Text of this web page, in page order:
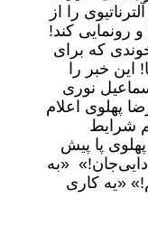
را از
رونمایی کند!
که برای
خبر را
نوری
پهلوی اعلام
شرایط
پا پیش
«به
«یه کاری